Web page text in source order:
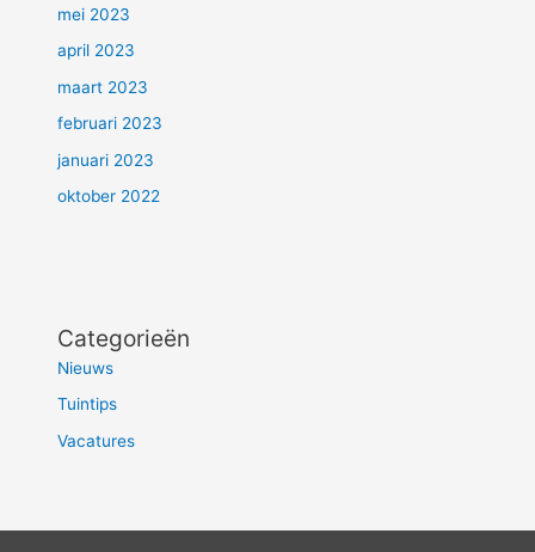
mei 2023
april 2023
maart 2023
februari 2023
januari 2023
oktober 2022
Categorieën
Nieuws
Tuintips
Vacatures